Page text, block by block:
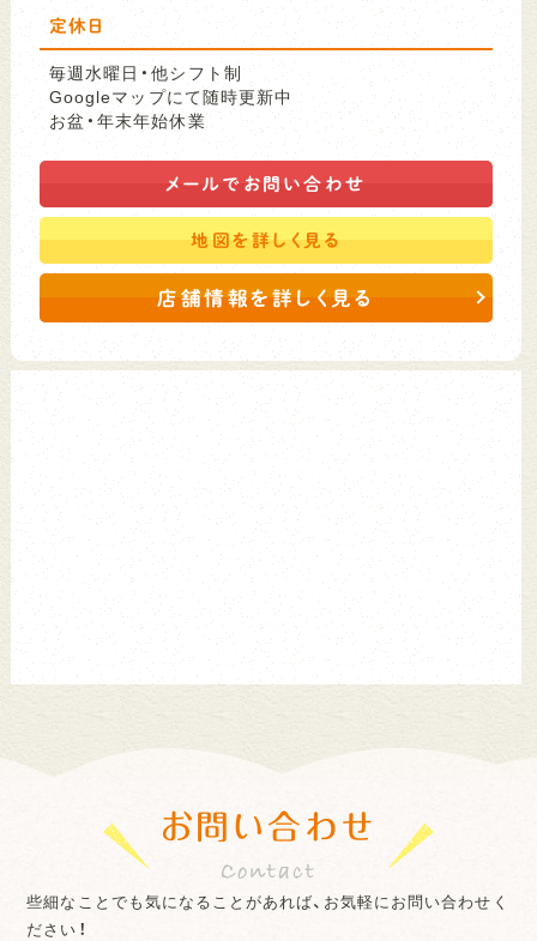
定休日
毎週水曜日・他シフト制
Googleマップにて随時更新中
お盆・年末年始休業
メールで お問い合わせ
地図を詳しく見る
店舗情報を詳しく見る
お問い合わせ
些細なことでも気になることがあれば、お気軽にお問い合わせく
ださい！